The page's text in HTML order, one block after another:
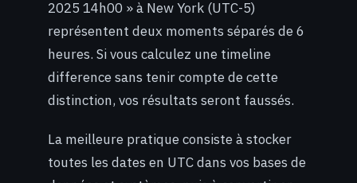
2025 14h00 » à New York (UTC-5)
représentent deux moments séparés de 6
heures. Si vous calculez une timeline
difference sans tenir compte de cette
distinction, vos résultats seront faussés.
La meilleure pratique consiste à stocker
toutes les dates en UTC dans vos bases de